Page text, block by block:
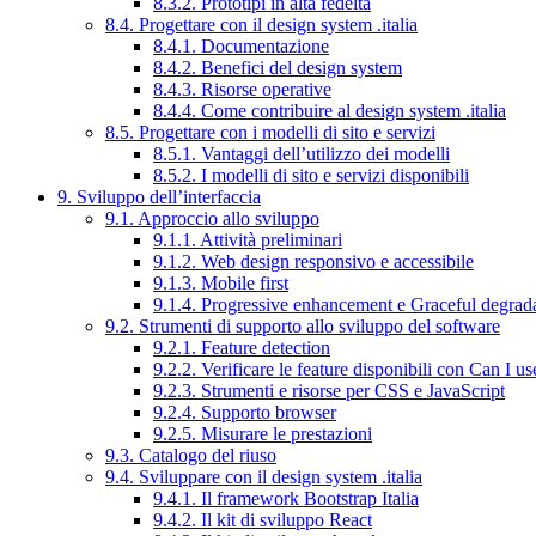
8.4. Progettare con il design system .italia
8.4.1. Documentazione
8.4.2. Benefici del design system
8.4.3. Risorse operative
8.4.4. Come contribuire al design system .italia
8.5. Progettare con i modelli di sito e servizi
8.5.1. Vantaggi dell’utilizzo dei modelli
8.5.2. I modelli di sito e servizi disponibili
9. Sviluppo dell’interfaccia
9.1. Approccio allo sviluppo
9.1.1. Attività preliminari
9.1.2. Web design responsivo e accessibile
9.1.3. Mobile first
9.1.4. Progressive enhancement e Graceful
9.2. Strumenti di supporto allo sviluppo del software
9.2.1. Feature detection
9.2.2. Verificare le feature disponibili con Can I
9.2.3. Strumenti e risorse per CSS e JavaScript
9.2.4. Supporto browser
9.2.5. Misurare le prestazioni
9.3. Catalogo del riuso
9.4. Sviluppare con il design system .italia
9.4.1. Il framework Bootstrap Italia
9.4.2. Il kit di sviluppo React